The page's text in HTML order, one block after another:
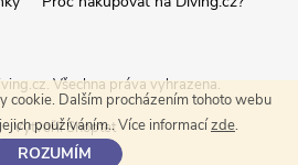
cookie. Dalším procházením tohoto webu
používáním.. Více informacízde.
ROZUMÍM
Vytvořil Shoptet
. Všechna práva vyhrazena.